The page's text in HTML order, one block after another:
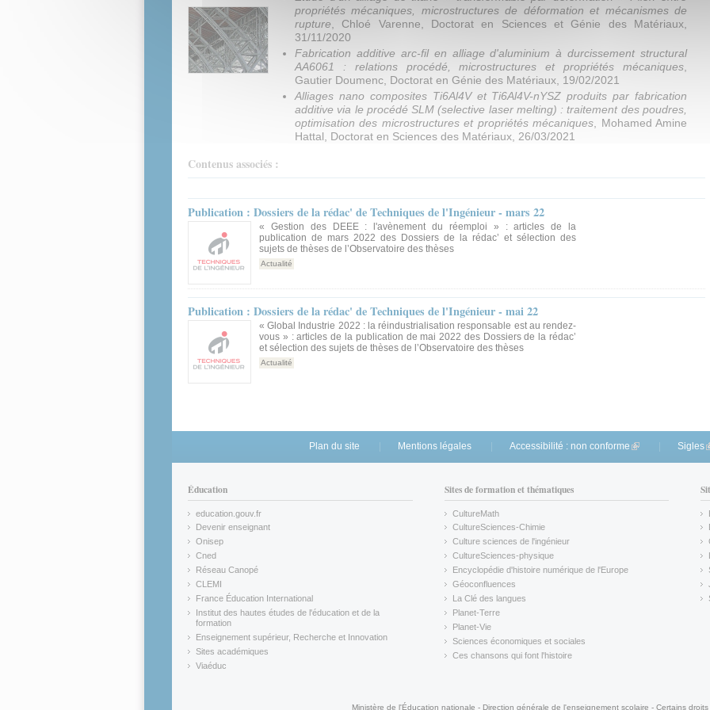
propriétés mécaniques, microstructures de déformation et mécanismes de
rupture , Chloé Varenne, Doctorat en Sciences et Génie des Matériaux,
31/11/2020
Fabrication additive arc-fil en alliage d'aluminium à durcissement structural
AA6061 : relations procédé, microstructures et propriétés mécaniques
Gautier Doumenc, Doctorat en Génie des Matériaux, 19/02/2021
Alliages nano composites Ti6Al4V et Ti6Al4V-nYSZ produits par fabrication
additive via le procédé SLM (selective laser melting) : traitement des poudres,
optimisation des microstructures et propriétés mécaniques , Mohamed Amine
Hattal, Doctorat en Sciences des Matériaux, 26/03/2021
Contenus associés :
Publication : Dossiers de la rédac' de Techniques de l'Ingénieur - mars 22
« Gestion des DEEE : l'avènement du réemploi » : articles de la
publication de mars 2022 des Dossiers de la rédac’ et sélection des
sujets de thèses de l’Observatoire des thèses
Actualité
Publication : Dossiers de la rédac' de Techniques de l'Ingénieur - mai 22
« Global Industrie 2022 : la réindustrialisation responsable est au rendez-
vous » : articles de la publication de mai 2022 des Dossiers de la rédac’
et sélection des sujets de thèses de l’Observatoire des thèses
Actualité
Plan du site Mentions légales Accessibilité : non conforme (link is external)
Sigles
Éducation
education.gouv.fr
(link is external)
Devenir enseignant
(link is external)
Onisep
(link is external)
Cned
(link is external)
Réseau Canopé
(link is external)
CLEMI
(link is external)
France Éducation International
(link is external)
Institut des hautes études de l'éducation et de la
formation
(link is external)
Enseignement supérieur, Recherche et Innovation
(link is external)
Sites académiques
(link is external)
Viaéduc
Sites de formation et thématiques
CultureMath
(link is external)
CultureSciences-Chimie
(link is external)
Culture sciences de l'ingénieur
CultureSciences-physique
(link is external)
Encyclopédie d'histoire numérique de l'Europe
(link is external)
Géoconfluences
(link is external)
La Clé des langues
(link is external)
Planet-Terre
(link is external)
Planet-Vie
(link is external)
Sciences économiques et sociales
(link is external)
Ces chansons qui font l'histoire
Ministère de l'Éducation nationale - Direction générale de l'enseignement scolaire - Certains droits